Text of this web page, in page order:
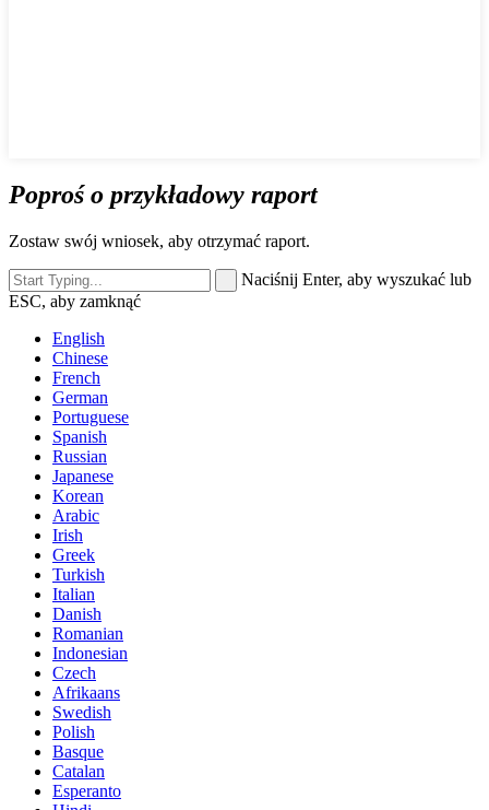
Poproś o przykładowy raport
Zostaw swój wniosek, aby otrzymać raport.
Naciśnij Enter, aby wyszukać lub
ESC, aby zamknąć
English
Chinese
French
German
Portuguese
Spanish
Russian
Japanese
Korean
Arabic
Irish
Greek
Turkish
Italian
Danish
Romanian
Indonesian
Czech
Afrikaans
Swedish
Polish
Basque
Catalan
Esperanto